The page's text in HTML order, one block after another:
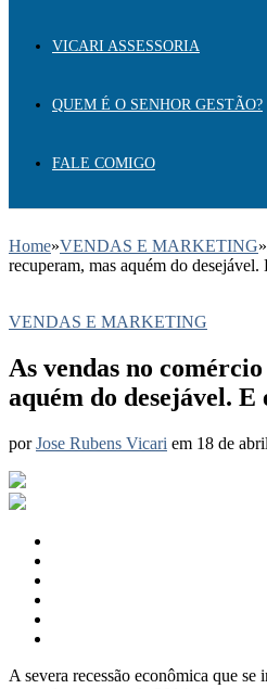
VICARI ASSESSORIA
QUEM É O SENHOR GESTÃO?
FALE COMIGO
Home»VENDAS E MARKETING»
recuperam, mas aquém do desejável.
VENDAS E MARKETING
As vendas no
aquém do desejável. E
porJose Rubens Vicari em 18 de
A severa recessão econômica que